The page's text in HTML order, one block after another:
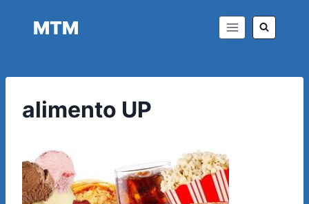
MTM
alimento UP